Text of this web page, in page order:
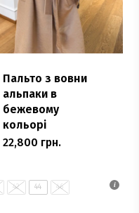
Пальто з вовни
альпаки в
бежевому
кольорі
22,800 грн.
42 44 46